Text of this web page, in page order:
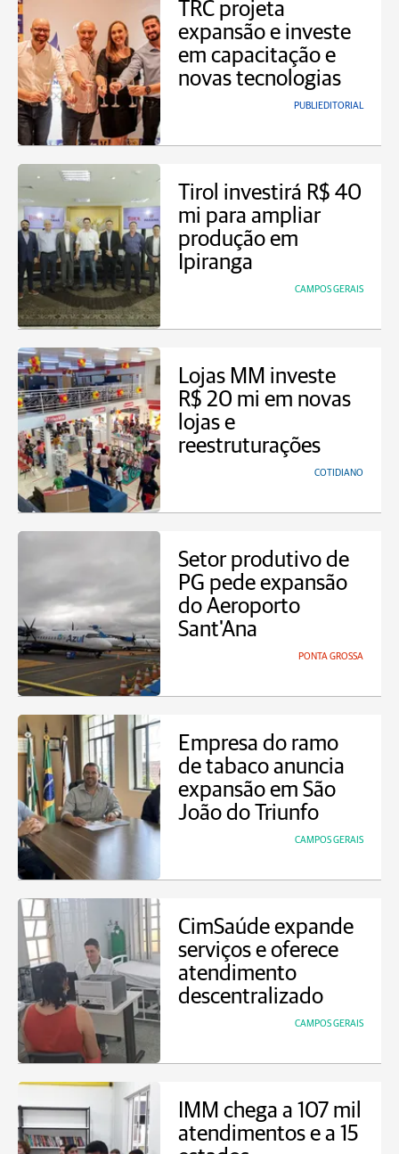
TRC projeta
expansão e investe
em capacitação e
novas tecnologias
PUBLIEDITORIAL
Tirol investirá R$ 40
mi para ampliar
produção em
Ipiranga
CAMPOS GERAIS
Lojas MM investe
R$ 20 mi em novas
lojas e
reestruturações
COTIDIANO
Setor produtivo de
PG pede expansão
do Aeroporto
Sant'Ana
PONTA GROSSA
Empresa do ramo
de tabaco anuncia
expansão em São
João do Triunfo
CAMPOS GERAIS
CimSaúde expande
serviços e oferece
atendimento
descentralizado
CAMPOS GERAIS
IMM chega a 107 mil
atendimentos e a 15